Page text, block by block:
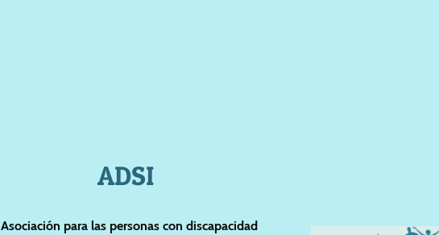
ADSI
Asociación para las personas con discapacidad